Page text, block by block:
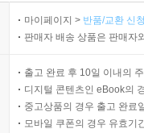
마이페이지 > 반품/교환 신
판매자 배송 상품은 판매자
출고 완료 후 10일 이내의
디지털 콘텐츠인 eBook의
중고상품의 경우 출고 완료
모바일 쿠폰의 경우 유효기